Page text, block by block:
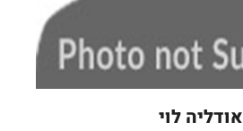
אודליה לוי